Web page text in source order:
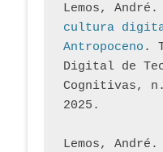
Lemos, André.
cultura
Antropoceno .
Digital de
Cognitivas,
2025.
Lemos,